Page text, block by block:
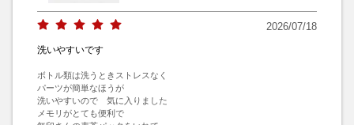
2026/07/18
洗いやすいです
ボトル類は洗うときストレスなく
パーツが簡単なほうが
洗いやすいので　気に入りました
メモリがとても便利で